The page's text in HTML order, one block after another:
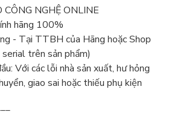
CÔNG NGHỆ ONLINE
hãng 100%
- Tại TTBH của Hãng hoặc Shop
trên sản phẩm)
Với các lỗi nhà sản xuất, hư hỏng
giao sai hoặc thiếu phụ kiện